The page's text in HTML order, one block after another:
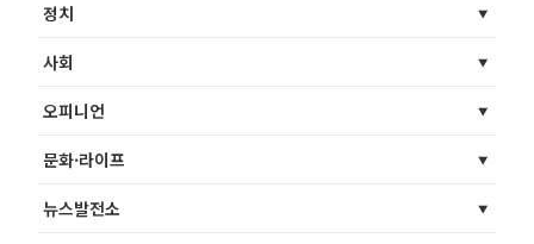
정치
사회
오피니언
문화·라이프
뉴스발전소